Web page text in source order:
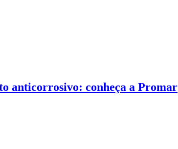
anticorrosivo: conheça a Promar